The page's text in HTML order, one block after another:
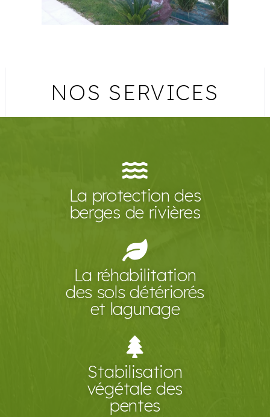
NOS SERVICES
La protection des
berges de rivières
La réhabilitation
des sols détériorés
et lagunage
Stabilisation
végétale des
pentes